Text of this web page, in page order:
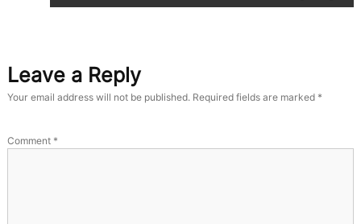
Leave a Reply
Your email address will not be published. Required fields are marked *
Comment *